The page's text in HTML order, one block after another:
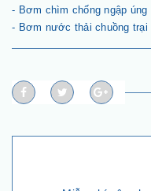
- Bơm chìm chống ngập
- Bơm nước thải chuồng trại